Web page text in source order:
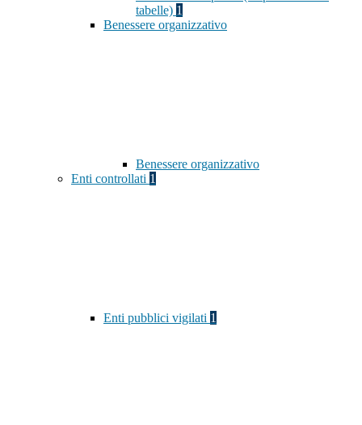
tabelle) 1
Benessere organizzativo
Benessere organizzativo
Enti controllati 1
Enti pubblici vigilati 1